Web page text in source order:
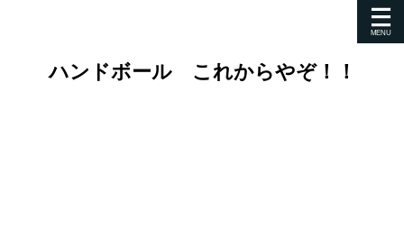
ハンドボール これからやぞ！！